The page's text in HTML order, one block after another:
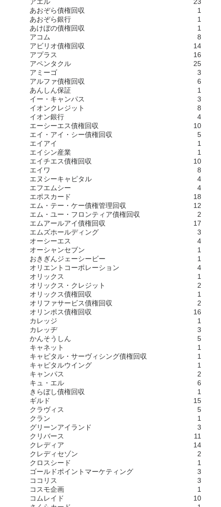
アエル
23
あおぞら債権回収
1
あおぞら銀行
1
あけぼの債権回収
1
アコム
8
アビリオ債権回収
14
アプラス
16
アペンタクル
25
アミーゴ
3
アルファ債権回収
6
あんしん保証
1
イー・キャンパス
3
イオンクレジット
8
イオン銀行
4
エーシーエス債権回収
10
エイ・アイ・シー債権回収
5
エイアイ
1
エイシン産業
1
エイチエス債権回収
10
エイワ
8
エヌシーキャピタル
4
エフエムシー
4
エポスカード
18
エム・テー・ケー債権管理回収
12
エム・ユー・フロンティア債権回収
2
エムアールアイ債権回収
17
エムズホールディング
3
オーシーエス
4
オーシャンセブン
1
おきぎんジェーシービー
1
オリエントコーポレーション
4
オリックス
1
オリックス・クレジット
2
オリックス債権回収
1
オリファサービス債権回収
2
オリンポス債権回収
16
カレッジ
1
カレッヂ
3
かんそうしん
5
キャネット
1
キャピタル・サーヴィシング債権回収
1
キャピタルウイング
1
キャンパス
2
キュ・エル
6
きらぼし債権回収
1
ギルド
15
クラヴィス
5
クラン
1
グリーンアイランド
3
クリバース
11
クレディア
14
クレディセゾン
2
クロスシード
1
ゴールドポイントマーケティング
3
ココリス
3
コスモ企画
1
コムレイド
10